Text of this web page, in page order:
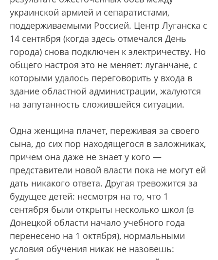
украинской армией и сепаратистами,
поддерживаемыми Россией. Центр Луганска с
14 сентября (когда здесь отмечался День
города) снова подключен к электричеству. Но
общего настроя это не меняет: луганчане, с
которыми удалось переговорить у входа в
здание областной администрации, жалуются
на запутанность сложившейся ситуации.
Одна женщина плачет, переживая за своего
сына, до сих пор находящегося в заложниках,
причем она даже не знает у кого —
представители новой власти пока не могут ей
дать никакого ответа. Другая тревожится за
будущее детей: несмотря на то, что 1
сентября были открыты несколько школ (в
Донецкой области начало учебного года
перенесено на 1 октября), нормальными
условия обучения никак не назовешь: